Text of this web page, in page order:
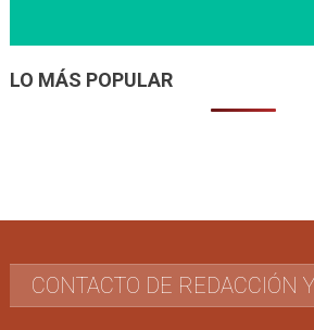
LO MÁS POPULAR
CONTACTO DE REDACCIÓN